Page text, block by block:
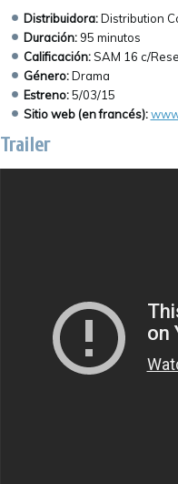
Distribuidora:Distribution
Duración:95 minutos
Calificación:SAM 16 c/
Género:Drama
Estreno:5/03/15
Sitio web (en francés):
Trailer